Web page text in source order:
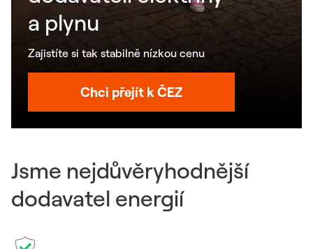
a plynu
Zajistíte si tak stabilně nízkou cenu
Chci přejít k ČEZ
Jsme nejdůvěryhodnější
dodavatel energií